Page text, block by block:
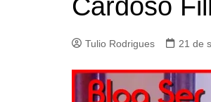
Cardoso
Tulio Rodrigues 21 de